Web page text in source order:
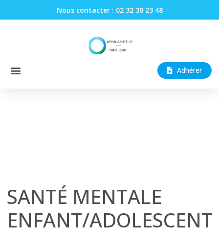
Nous contacter : 02 32 30 23 48
Adhérer
SANTÉ MENTALE
ENFANT/ADOLESCENT